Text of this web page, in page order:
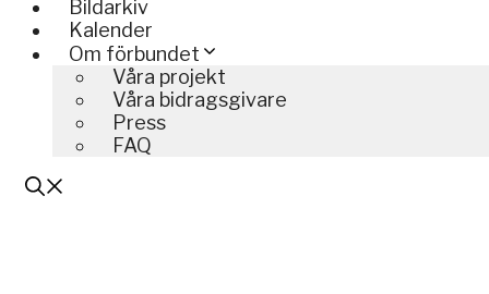
Bildarkiv
Kalender
Om förbundet
Våra projekt
Våra bidragsgivare
Press
FAQ